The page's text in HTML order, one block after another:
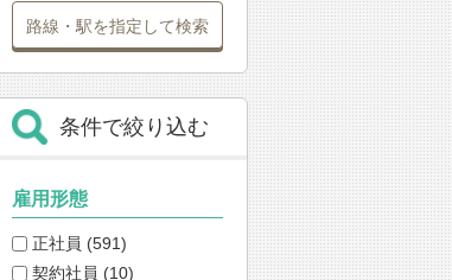
路線・駅を指定して検索
条件で絞り込む
雇用形態
正社員 (591)
契約社員 (10)